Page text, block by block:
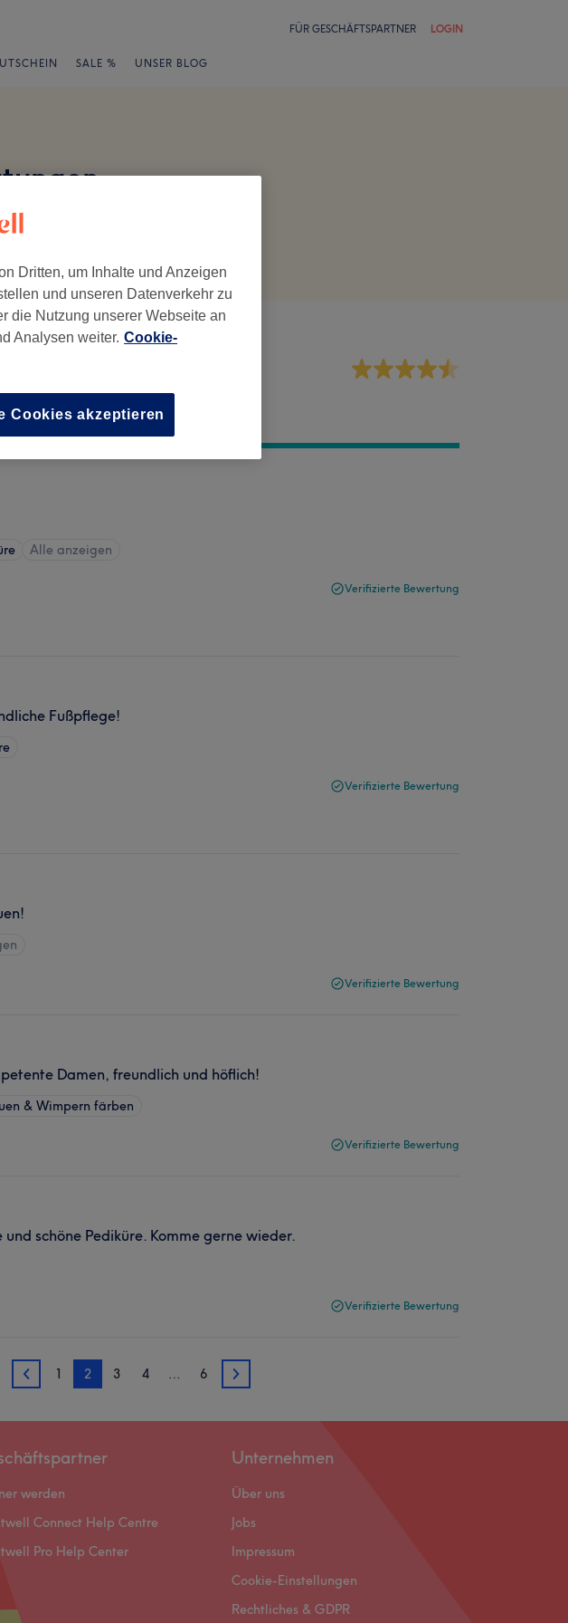
FÜR GESCHÄFTSPARTNER LOGIN
SALE % UNSER BLOG
Alle anzeigen
Verifizierte Bewertung
Fußpflege!
Verifizierte Bewertung
Verifizierte Bewertung
Damen, freundlich und höflich!
& Wimpern färben
Verifizierte Bewertung
schöne Pediküre. Komme gerne wieder.
Verifizierte Bewertung
1 1 2 3 4 … 6 3
werden
Connect Help Centre
Pro Help Center
Unternehmen
Über uns
Jobs
Impressum
Cookie-Einstellungen
Rechtliches & GDPR
Dritten, um Inhalte und Anzeigen
und unseren Datenverkehr zu
die Nutzung unserer Webseite an
Analysen weiter. Cookie-
Cookies akzeptieren